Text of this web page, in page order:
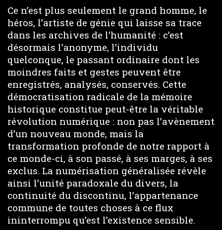
Ce n’est plus seulement le grand homme, le
héros, l’artiste de génie qui laisse sa trace
dans les archives de l’humanité : c’est
désormais l’anonyme, l’individu
quelconque, le passant ordinaire dont les
moindres faits et gestes peuvent être
enregistrés, analysés, conservés. Cette
démocratisation radicale de la mémoire
historique constitue peut-être la véritable
révolution numérique : non pas l’avènement
d’un nouveau monde, mais la
transformation profonde de notre rapport à
ce monde-ci, à son passé, à ses marges, à ses
exclus. La numérisation généralisée révèle
ainsi l’unité paradoxale du divers, la
continuité du discontinu, l’appartenance
commune de toutes choses à ce flux
ininterrompu qu’est l’existence sensible.